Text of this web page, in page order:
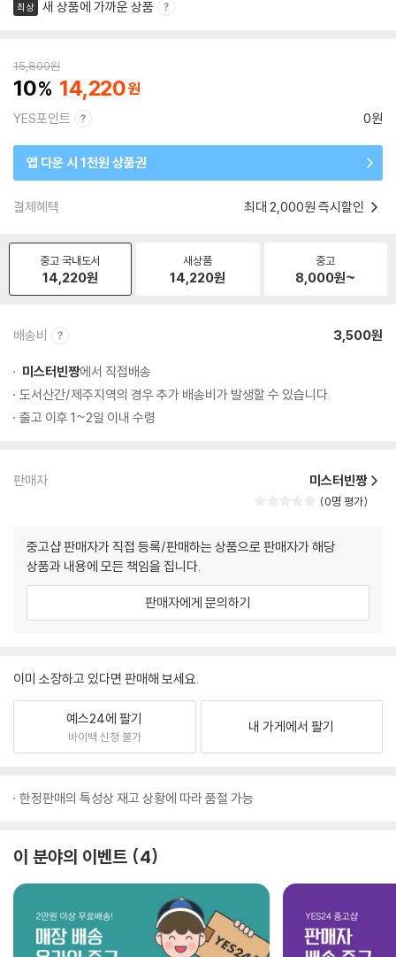
최상 새 상품에 가까운 상품
15,800원
10 14,220
YES포인트 0원
앱 다운 시 1천원 상품권
결제혜택 최대 2,000원 즉시할인
중고 국내도서
14,220원
새상품
14,220원
중고
8,000원~
배송비 3,500원
미스터빈짱에서 직접배송
도서산간/제주지역의 경우 추가 배송비가 발생할 수 있습니다.
출고 이후 1~2일 이내 수령
판매자 미스터빈짱
0명 평가
중고샵 판매자가 직접 등록/판매하는 상품으로 판매자가 해당
상품과 내용에 모든 책임을 집니다.
판매자에게 문의하기
이미 소장하고 있다면 판매해 보세요.
예스24에 팔기
바이백 신청 불가
내 가게에서 팔기
한정판매의 특성상 재고 상황에 따라 품절 가능
이 분야의 이벤트 4